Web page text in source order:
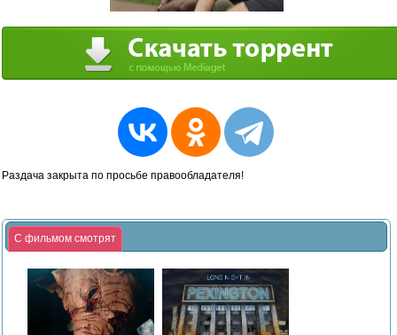
Раздача закрыта по просьбе правообладателя!
С фильмом смотрят